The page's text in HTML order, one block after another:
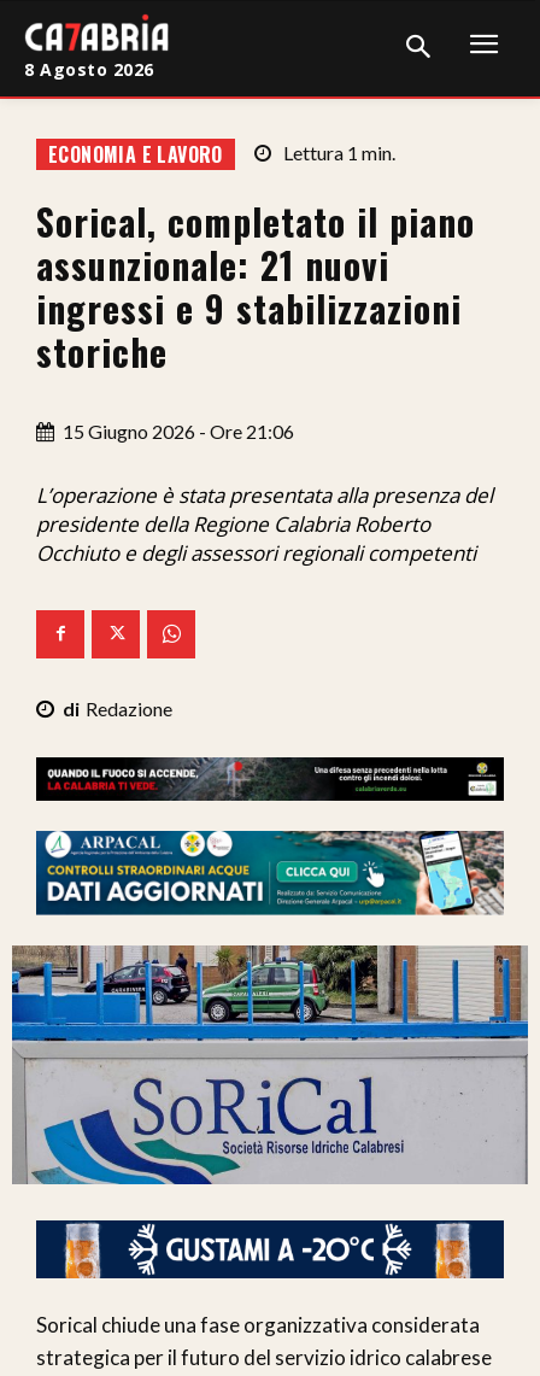
Cronaca
Giudiziaria
Politica
Sport
Sanità
Economia
Ita-Mondo
C7 Play
We Calabria
Mix Zone
8 Agosto 2026
ECONOMIA E LAVORO Lettura 1 min.
Sorical, completato il piano
assunzionale: 21 nuovi
ingressi e 9 stabilizzazioni
storiche
15 Giugno 2026 - Ore 21:06
L’operazione è stata presentata alla presenza del
presidente della Regione Calabria Roberto
Occhiuto e degli assessori regionali competenti
Redazione
Sorical chiude una fase organizzativa considerata
strategica per il futuro del servizio idrico calabrese